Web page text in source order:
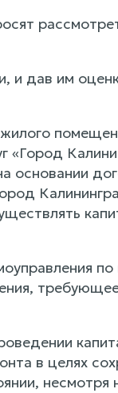
и дав им
«Город
основании
по
в целях
несмотря